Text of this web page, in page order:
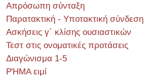
Απρόσωπη σύνταξη
Παρατακτική - Υποτακτική σύνδεση
Ασκήσεις γ΄ κλίσης ουσιαστικών
Τεστ στις ονοματικές προτάσεις
Διαγώνισμα 1-5
ΡΉΜΑ ειμί